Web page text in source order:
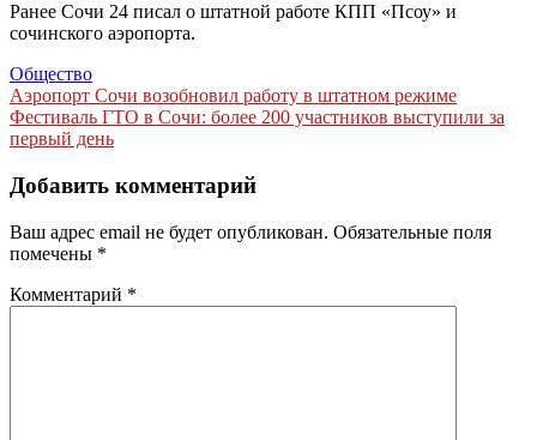
Ранее Сочи 24 писал о штатной работе КПП «Псоу» и
сочинского аэропорта.
Общество
Навигация
по
Аэропорт Сочи возобновил работу в штатном режиме
Фестиваль ГТО в Сочи: более 200 участников выступили за
первый день
Добавить комментарий
Ваш адрес email не будет опубликован. Обязательные поля
помечены *
Комментарий *